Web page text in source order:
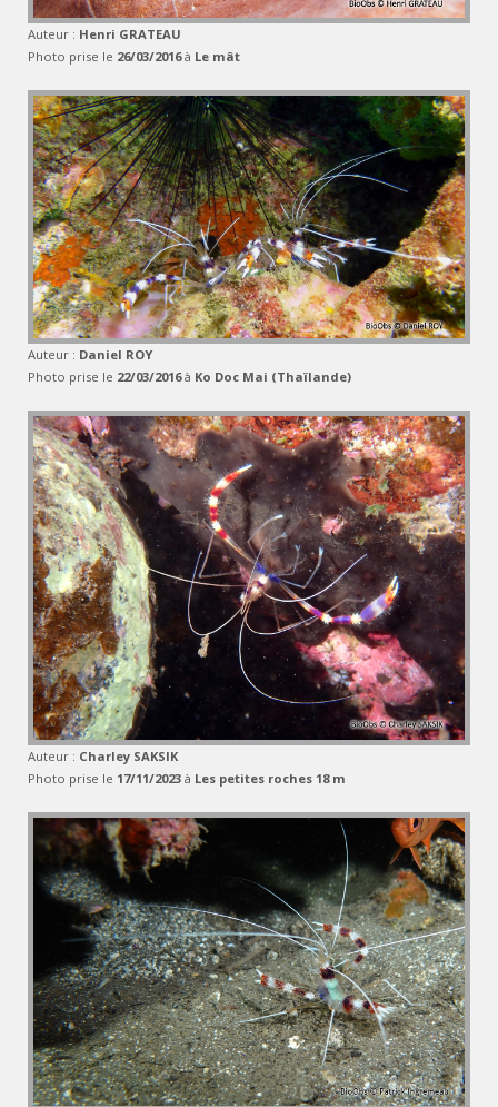
Auteur : Henri GRATEAU
Photo prise le 26/03/2016à Le mât
Auteur : Daniel ROY
Photo prise le 22/03/2016à Ko Doc Mai (Thaïlande)
Auteur : Charley SAKSIK
Photo prise le 17/11/2023 à Les petites roches 18 m